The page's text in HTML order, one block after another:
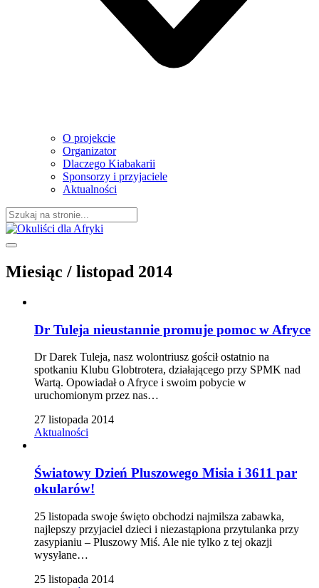
O projekcie
Organizator
Dlaczego Kiabakarii
Sponsorzy i przyjaciele
Aktualności
Miesiąc / listopad 2014
Dr Tuleja nieustannie promuje pomoc w Afryce
Dr Darek Tuleja, nasz wolontriusz gościł ostatnio na
spotkaniu Klubu Globtrotera, działającego przy SPMK nad
Wartą. Opowiadał o Afryce i swoim pobycie w
uruchomionym przez nas…
27 listopada 2014
Aktualności
Światowy Dzień Pluszowego Misia i 3611 par
okularów!
25 listopada swoje święto obchodzi najmilsza zabawka,
najlepszy przyjaciel dzieci i niezastąpiona przytulanka przy
zasypianiu – Pluszowy Miś. Ale nie tylko z tej okazji
wysyłane…
25 listopada 2014